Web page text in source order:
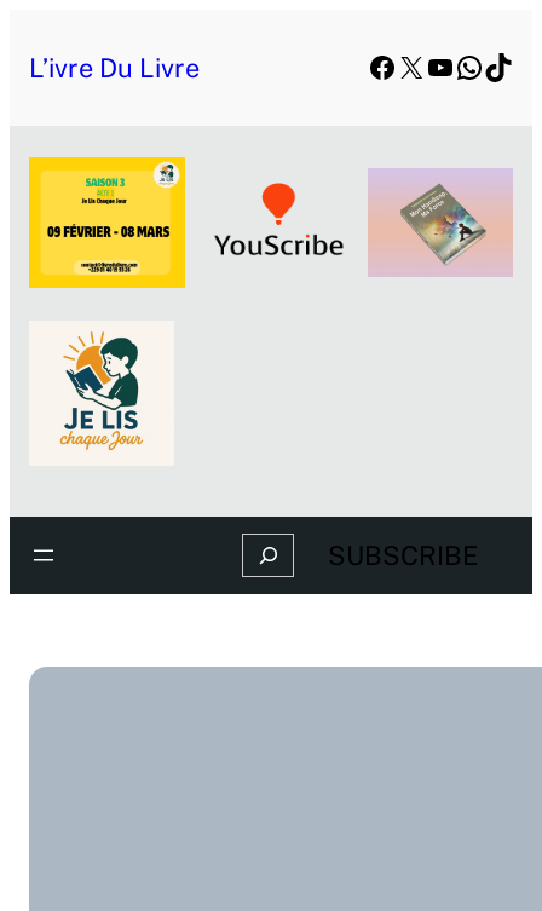
L’ivre Du Livre Facebook
X YouTube
Search SUBSCRIBE